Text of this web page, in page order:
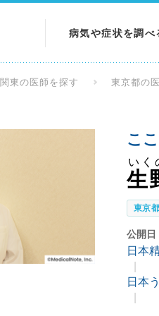
病気や症状を調べ
検査を調べる
関東の医師を探す 東京都の
こ
生
いく
東京都
公開日
日本
日本